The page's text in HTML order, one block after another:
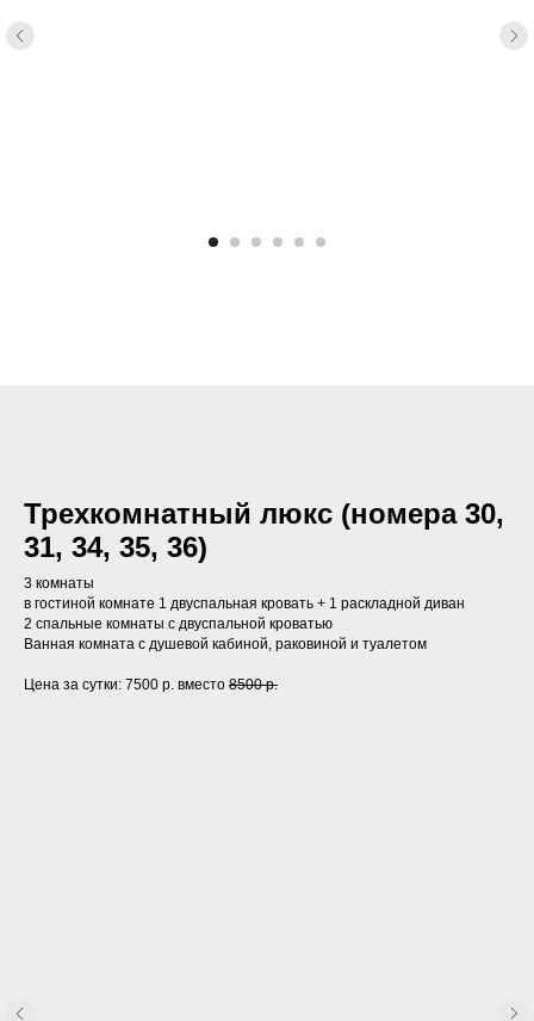
Трехкомнатный люкс (номера 30,
31, 34, 35, 36)
3 комнаты
в гостиной комнате 1 двуспальная кровать + 1 раскладной диван
2 спальные комнаты с двуспальной кроватью
Ванная комната с душевой кабиной, раковиной и туалетом
Цена за сутки: 7500 р. вместо 8500 р.